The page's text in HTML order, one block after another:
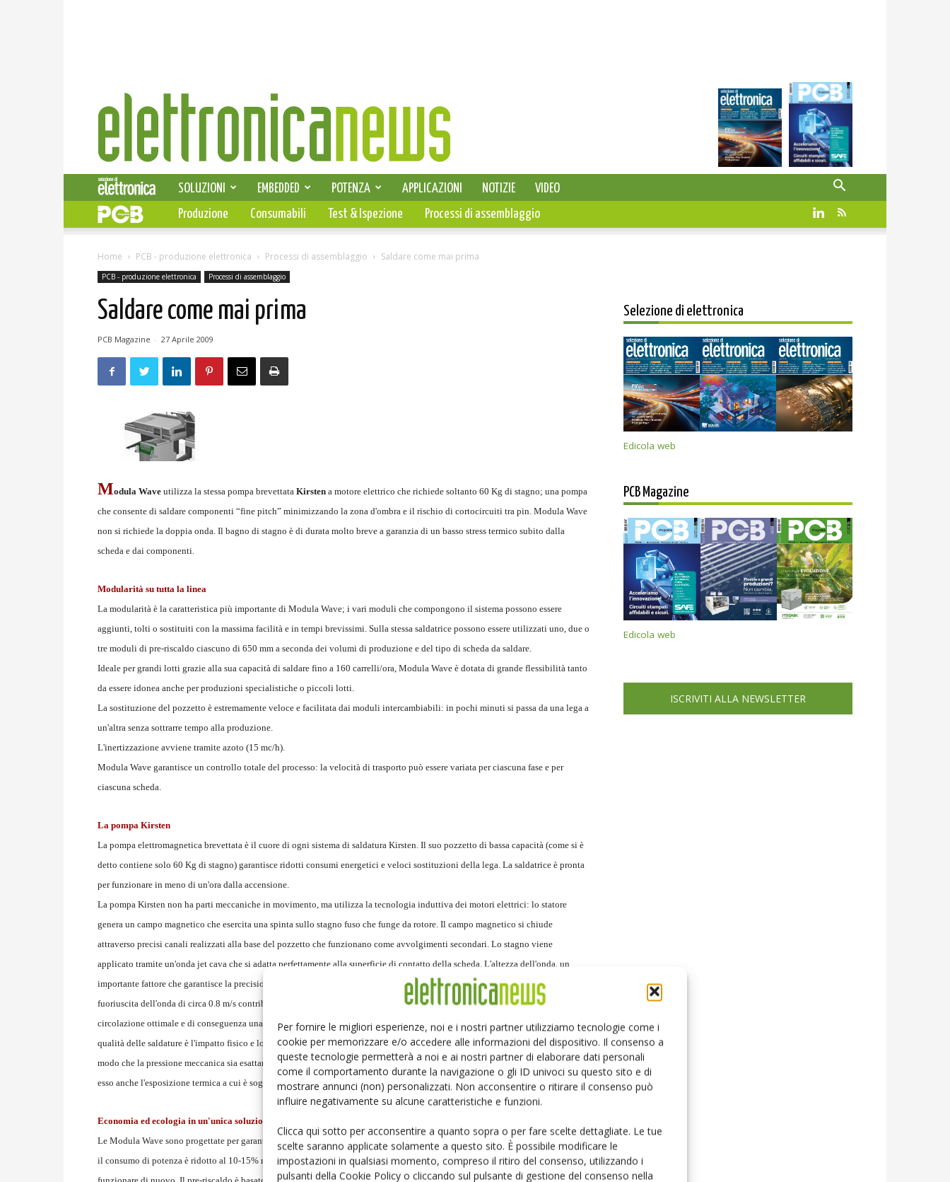
Per fornire le migliori esperienze, noi e i nostri partner utilizziamo tecnologie come i
cookie per memorizzare e/o accedere alle informazioni del dispositivo. Il consenso a
queste tecnologie permetterà a noi e ai nostri partner di elaborare dati personali
come il comportamento durante la navigazione o gli ID univoci su questo sito e di
mostrare annunci (non) personalizzati. Non acconsentire o ritirare il consenso può
influire negativamente su alcune caratteristiche e funzioni.
Clicca qui sotto per acconsentire a quanto sopra o per fare scelte dettagliate. Le tue
scelte saranno applicate solamente a questo sito. È possibile modificare le
impostazioni in qualsiasi momento, compreso il ritiro del consenso, utilizzando i
pulsanti della Cookie Policy o cliccando sul pulsante di gestione del consenso nella
Elettronica
News
SELEZIONE DI ELETTRONICA
SOLUZIONI EMBEDDED POTENZA APPLICAZIONI NOTIZIE
VIDEO
PCB
Produzione Consumabili Test & Ispezione Processi di assemblaggio
Home PCB - produzione elettronica Processi di assemblaggio Saldare come mai prima
PCB - produzione elettronica Processi di assemblaggio
Saldare come mai prima
PCB Magazine - 27 Aprile 2009
Modula Wave utilizza la stessa pompa brevettata Kirsten a motore elettrico che richiede soltanto 60 Kg di stagno; una pompa
che consente di saldare componenti “fine pitch” minimizzando la zona d'ombra e il rischio di cortocircuiti tra pin. Modula Wave
non si richiede la doppia onda. Il bagno di stagno è di durata molto breve a garanzia di un basso stress termico subito dalla
scheda e dai componenti.
Modularità su tutta la linea
La modularità è la caratteristica più importante di Modula Wave; i vari moduli che compongono il sistema possono essere
aggiunti, tolti o sostituiti con la massima facilità e in tempi brevissimi. Sulla stessa saldatrice possono essere utilizzati uno, due o
tre moduli di pre-riscaldo ciascuno di 650 mm a seconda dei volumi di produzione e del tipo di scheda da saldare.
Ideale per grandi lotti grazie alla sua capacità di saldare fino a 160 carrelli/ora, Modula Wave è dotata di grande flessibilità tanto
da essere idonea anche per produzioni specialistiche o piccoli lotti.
La sostituzione del pozzetto è estremamente veloce e facilitata dai moduli intercambiabili: in pochi minuti si passa da una lega a
un'altra senza sottrarre tempo alla produzione.
L'inertizzazione avviene tramite azoto (15 mc/h).
Modula Wave garantisce un controllo totale del processo: la velocità di trasporto può essere variata per ciascuna fase e per
ciascuna scheda.
La pompa Kirsten
La pompa elettromagnetica brevettata è il cuore di ogni sistema di saldatura Kirsten. Il suo pozzetto di bassa capacità (come si è
detto contiene solo 60 Kg di stagno) garantisce ridotti consumi energetici e veloci sostituzioni della lega. La saldatrice è pronta
per funzionare in meno di un'ora dalla accensione.
La pompa Kirsten non ha parti meccaniche in movimento, ma utilizza la tecnologia induttiva dei motori elettrici: lo statore
genera un campo magnetico che esercita una spinta sullo stagno fuso che funge da rotore. Il campo magnetico si chiude
attraverso precisi canali realizzati alla base del pozzetto che funzionano come avvolgimenti secondari. Lo stagno viene
applicato tramite un'onda jet cava che si adatta perfettamente alla superficie di contatto della scheda. L'altezza dell'onda, un
importante fattore che garantisce la precisione di saldatura, è programmabile a step fino a 25 millimetri. L'alta velocità di
fuoriuscita dell'onda di circa 0.8 m/s contribuisce ad ottenere alta qualità nelle connessioni; questa velocità produce una
circolazione ottimale e di conseguenza una perfetta copertura degli elementi da saldare. Un altro aspetto determinante per la
qualità delle saldature è l'impatto fisico e lo stress termico subito dalle schede. La spinta generata dall'effetto Bernoulli fa in
modo che la pressione meccanica sia esattamente uguale al suo peso. Il risultante tempo di contatto viene così minimizzato e con
esso anche l'esposizione termica a cui è soggetta la scheda.
Economia ed ecologia in un'unica soluzione
Le Modula Wave sono progettate per garantire bassi consumi energetici. Questo significa che quando il sistema non sta saldando
il consumo di potenza è ridotto al 10-15% rispetto ai valori programmati. In soli 15 secondi tutti gli elementi sono pronti per
Selezione di elettronica
Edicola web
PCB Magazine
Edicola web
ISCRIVITI ALLA NEWSLETTER